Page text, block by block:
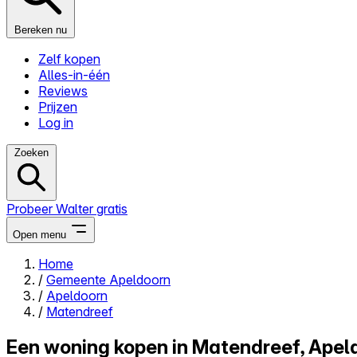
Bereken nu
Zelf kopen
Alles-in-één
Reviews
Prijzen
Log in
Zoeken
Probeer Walter gratis
Open menu
Close menu
Home
/ Gemeente Apeldoorn
/ Apeldoorn
/ Matendreef
Een woning kopen in Matendreef,